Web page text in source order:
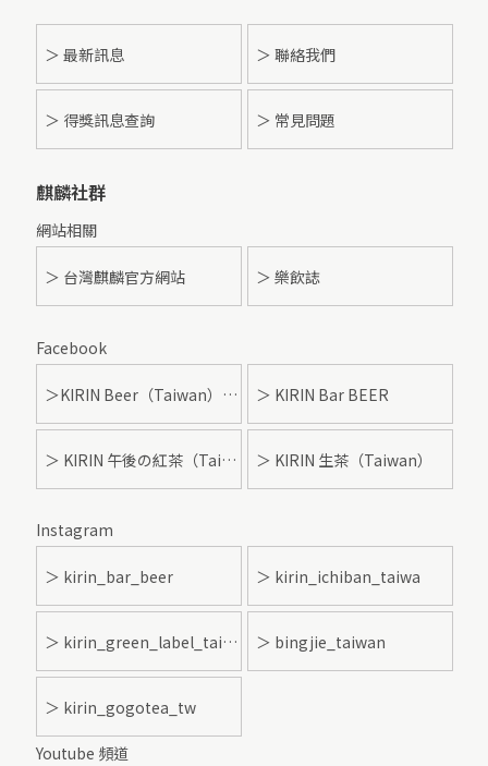
＞ 最新訊息 ＞ 聯絡我們
＞ 得獎訊息查詢 ＞ 常見問題
麒麟社群
網站相關
＞ 台灣麒麟官方網站 ＞ 樂飲誌
Facebook
＞KIRIN Beer（Taiwan）- 麒麟啤酒 ＞ KIRIN Bar BEER
＞ KIRIN 午後の紅茶（Taiwan） ＞ KIRIN 生茶（Taiwan）
Instagram
＞ kirin_bar_beer ＞ kirin_ichiban_taiwa
＞ kirin_green_label_taiwan ＞ bingjie_taiwan
＞ kirin_gogotea_tw
Youtube 頻道